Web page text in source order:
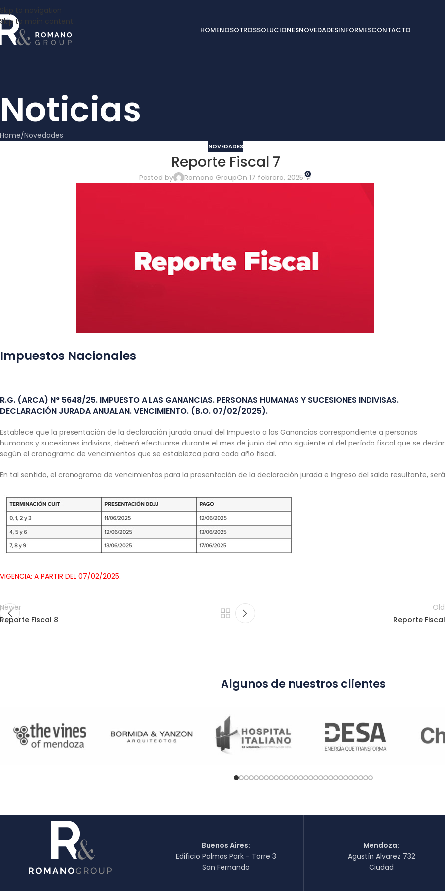
Skip to navigation
Skip to main content
HOMENOSOTROSSOLUCIONESNOVEDADESINFORMESCONTACTO
Noticias
Home Novedades
NOVEDADES
Reporte Fiscal 7
Posted by Romano GroupOn 17 febrero, 2025 0
Impuestos Nacionales
R.G. (ARCA) N° 5648/25. IMPUESTO A LAS GANANCIAS. PERSONAS HUMANAS Y SUCESIONES INDIVISAS.
DECLARACIÓN JURADA ANUALAN. VENCIMIENTO. (B.O. 07/02/2025).
Establece que la presentación de la declaración jurada anual del Impuesto a las Ganancias correspondiente a personas
humanas y sucesiones indivisas, deberá efectuarse durante el mes de junio del año siguiente al del período fiscal que se
según el cronograma de vencimientos que se establezca para cada año fiscal.
En tal sentido, el cronograma de vencimientos para la presentación de la declaración jurada e ingreso del saldo resultante,
VIGENCIA: A PARTIR DEL 07/02/2025.
Newer
Reporte Fiscal 8
Reporte
Algunos de nuestros clientes
Buenos Aires:
Edificio Palmas Park - Torre 3
San Fernando
Mendoza:
Agustín Alvarez 732
Ciudad